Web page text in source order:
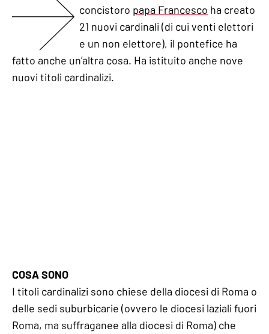
concistoro papa Francesco ha creato
21 nuovi cardinali (di cui venti elettori
e un non elettore), il pontefice ha
fatto anche un’altra cosa. Ha istituito anche nove
nuovi titoli cardinalizi.
COSA SONO
I titoli cardinalizi sono chiese della diocesi di Roma o
delle sedi suburbicarie (ovvero le diocesi laziali fuori
Roma, ma suffraganee alla diocesi di Roma) che